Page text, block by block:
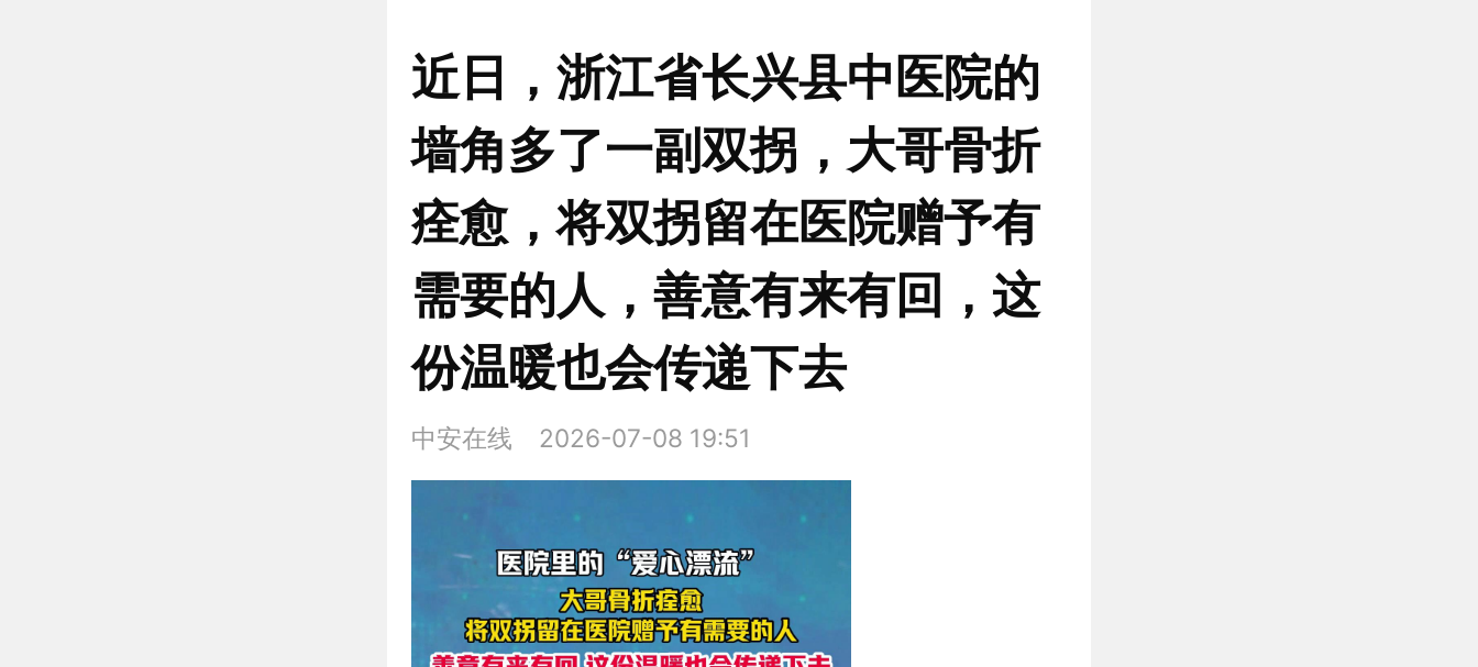
近日，浙江省长兴县中医院的
墙角多了一副双拐，大哥骨折
痊愈，将双拐留在医院赠予有
需要的人，善意有来有回，这
份温暖也会传递下去
中安在线 2026-07-08 19:51